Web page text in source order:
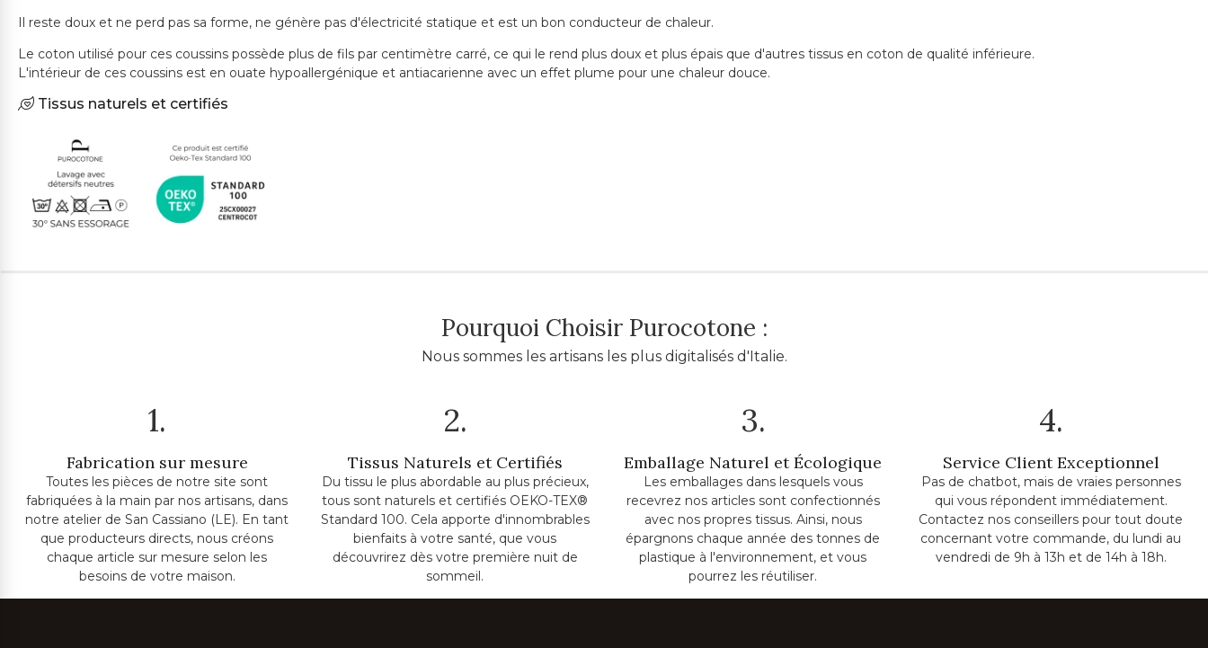
Il reste doux et ne perd pas sa forme, ne génère pas d'électricité statique et est un bon conducteur de chaleur.
Le coton utilisé pour ces coussins possède plus de fils par centimètre carré, ce qui le rend plus doux et plus épais que d'autres tissus en coton de qualité inférieure.
L'intérieur de ces coussins est en ouate hypoallergénique et antiacarienne avec un effet plume pour une chaleur douce.
Tissus naturels et certifiés
Pourquoi Choisir Purocotone :
Nous sommes les artisans les plus digitalisés d'Italie.
1.
Fabrication sur mesure
Toutes les pièces de notre site sont
fabriquées à la main par nos artisans, dans
notre atelier de San Cassiano (LE). En tant
que producteurs directs, nous créons
chaque article sur mesure selon les
besoins de votre maison.
2.
Tissus Naturels et Certifiés
Du tissu le plus abordable au plus précieux,
tous sont naturels et certifiés OEKO-TEX®
Standard 100. Cela apporte d'innombrables
bienfaits à votre santé, que vous
découvrirez dès votre première nuit de
sommeil.
3.
Emballage Naturel et Écologique
Les emballages dans lesquels vous
recevrez nos articles sont confectionnés
avec nos propres tissus. Ainsi, nous
épargnons chaque année des tonnes de
plastique à l'environnement, et vous
pourrez les réutiliser.
4.
Service Client Exceptionnel
Pas de chatbot, mais de vraies personnes
qui vous répondent immédiatement.
Contactez nos conseillers pour tout doute
concernant votre commande, du lundi au
vendredi de 9h à 13h et de 14h à 18h.